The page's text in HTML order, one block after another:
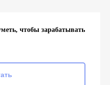
чтобы зарабатывать